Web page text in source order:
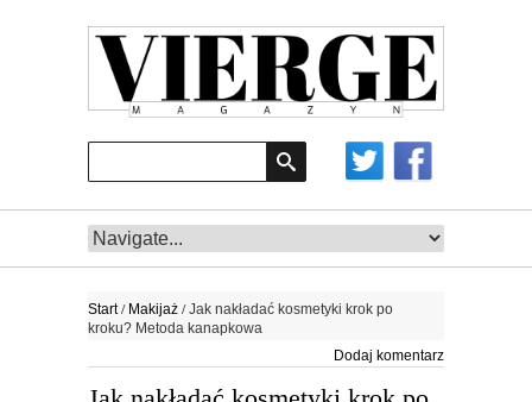
Start/ Makijaż /Jak nakładać kosmetyki krok po
kroku? Metoda kanapkowa
Dodaj komentarz